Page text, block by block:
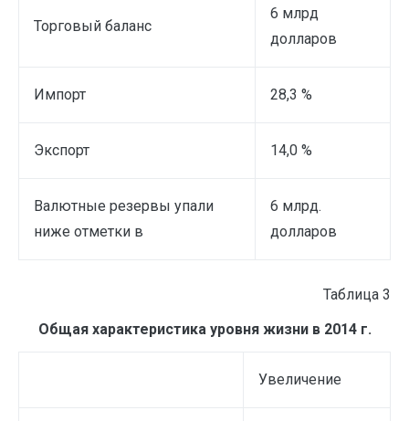
Торговый баланс
6 млрд
долларов
Импорт 28,3 %
Экспорт 14,0 %
Валютные резервы упали
ниже отметки в
6 млрд.
долларов
Таблица 3
Общая характеристика уровня жизни в 2014 г.
Увеличение